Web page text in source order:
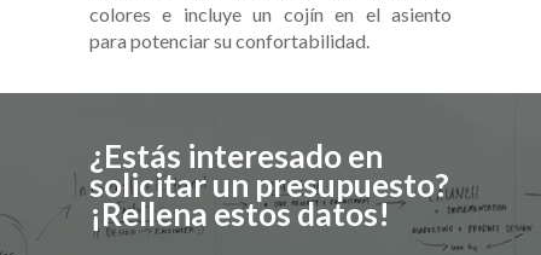
colores e incluye un cojín en el asiento
para potenciar su confortabilidad.
¿Estás interesado en
solicitar un presupuesto?
¡Rellena estos datos!